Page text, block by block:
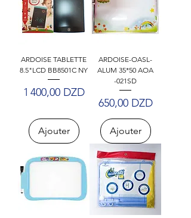
ARDOISE TABLETTE
8.5"LCD BB8501C NY
Prix
1 400,00 DZD
Ajouter
ARDOISE-OASL-
ALUM 35*50 AOA
-021SD
Prix
650,00 DZD
Ajouter